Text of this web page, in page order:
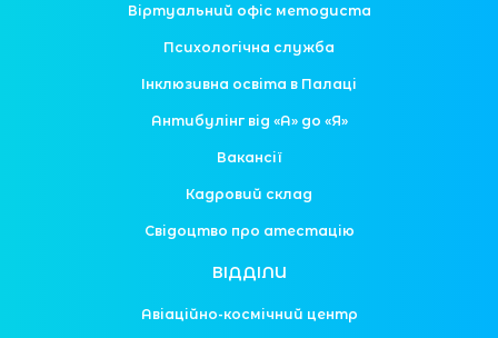
Віртуальний офіс методиста
Психологічна служба
Інклюзивна освіта в Палаці
Антибулінг від «А» до «Я»
Вакансії
Кадровий склад
Свідоцтво про атестацію
ВІДДІЛИ
Авіаційно-космічний центр